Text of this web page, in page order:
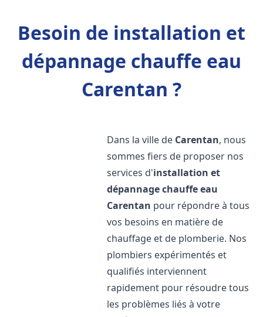
Besoin de installation et
dépannage chauffe eau
Carentan ?
Dans la ville de Carentan, nous
sommes fiers de proposer nos
services d'installation et
dépannage chauffe eau
Carentan pour répondre à tous
vos besoins en matière de
chauffage et de plomberie. Nos
plombiers expérimentés et
qualifiés interviennent
rapidement pour résoudre tous
les problèmes liés à votre